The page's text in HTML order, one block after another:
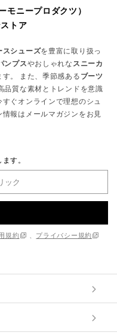
ニープロダクツ）
トア
スシューズを豊富に取り扱っ
ンプスやおしゃれな スニーカ
。 また、季節感ある ブーツ
品質な素材とトレンドを意識
ぐオンラインで理想のシュ
報はメールマガジンをお見
す。
規約
プライバシー規約